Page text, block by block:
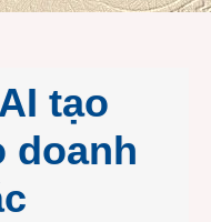
tạo
doanh